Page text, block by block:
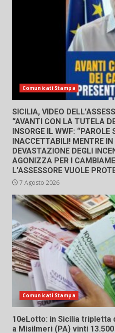
Comunicati Stampa
SICILIA, VIDEO
“AVANTI CON LA TUTELA
INSORGE IL WWF:
INACCETTABILI! MENTRE
DEVASTAZIONE DEGLI
AGONIZZA PER I
L’ASSESSORE VUOLE
7 Agosto 2026
Comunicati Stampa
10eLotto: in Sicilia tripletta
a Misilmeri (PA) vinti